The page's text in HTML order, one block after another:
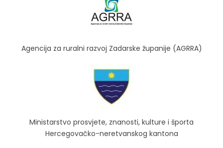
Agencija za ruralni razvoj Zadarske županije (AGRRA)
Ministarstvo prosvjete, znanosti, kulture i športa
Hercegovačko-neretvanskog kantona